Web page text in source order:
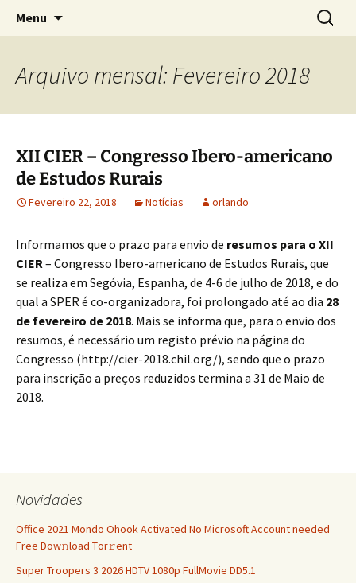
conteúdo
SPER
Sociedade Portuguesa de Estudos Rurais
Menu
por:
Arquivo mensal: Fevereiro 2018
XII CIER – Congresso Ibero-americano
de Estudos Rurais
Fevereiro 22, 2018 Notícias orlando
Informamos que o prazo para envio de resumos para o XII
CIER– Congresso Ibero-americano de Estudos Rurais, que
se realiza em Segóvia, Espanha, de 4-6 de julho de 2018, e do
qual a SPER é co-organizadora, foi prolongado até ao dia 28
de fevereiro de 2018. Mais se informa que, para o envio dos
resumos, é necessário um registo prévio na página do
Congresso (http://cier-2018.chil.org/), sendo que o prazo
para inscrição a preços reduzidos termina a 31 de Maio de
2018.
Novidades
Office 2021 Mondo Ohook Activated No Microsoft Account needed
Frее Dow𝚗load Tоr𝚛ent
Super Troopers 3 2026 HDTV 1080p FullMovie DD5.1